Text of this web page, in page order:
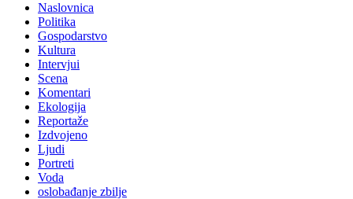
Naslovnica
Politika
Gospodarstvo
Kultura
Intervjui
Scena
Komentari
Ekologija
Reportaže
Izdvojeno
Ljudi
Portreti
Voda
oslobađanje zbilje